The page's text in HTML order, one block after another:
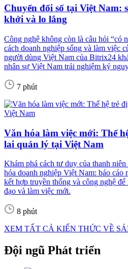
Chuyển đổi số tại Việt Nam:
khởi và lo lắng
Công nghệ không còn là câu hỏi “có
cách doanh nghiệp sống và làm việc
người dùng Việt Nam của Bitrix24
nhân sự Việt Nam trải nghiệm kỷ
7 phút
Văn hóa làm việc mới: Thế
lai quản lý tại Việt Nam
Khám phá cách tư duy của thanh
hóa doanh nghiệp Việt Nam: báo cáo
kết hợp truyền thống và công nghệ
đạo và làm việc mới.
8 phút
XEM TẤT CẢ KIẾN THỨC VỀ
Đội ngũ Phát triển